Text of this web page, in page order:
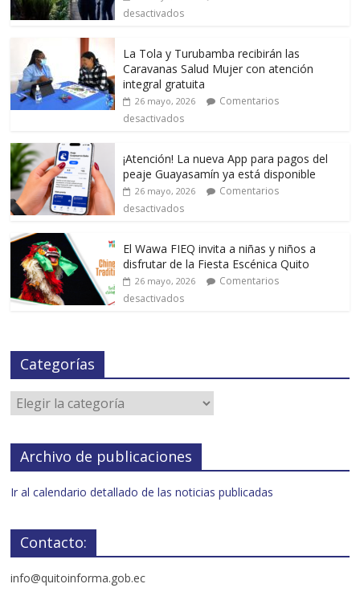
desactivados
La Tola y Turubamba recibirán las
Caravanas Salud Mujer con atención
integral gratuita
26 mayo, 2026
Comentarios
desactivados
¡Atención! La nueva App para pagos del
peaje Guayasamín ya está disponible
26 mayo, 2026
Comentarios
desactivados
El Wawa FIEQ invita a niñas y niños a
disfrutar de la Fiesta Escénica Quito
26 mayo, 2026
Comentarios
desactivados
Categorías
Archivo de publicaciones
Ir al calendario detallado de las noticias publicadas
Contacto:
info@quitoinforma.gob.ec